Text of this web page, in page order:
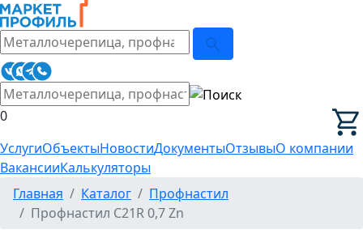
0
УслугиОбъектыНовостиДокументыОтзывыО компании
ВакансииКалькуляторы
Главная
Каталог
Профнастил
Профнастил C21R 0,7 Zn